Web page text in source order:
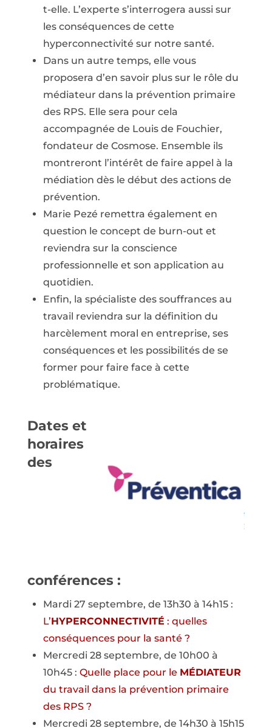
t-elle. L’experte s’interrogera aussi sur
les conséquences de cette
hyperconnectivité sur notre santé.
Dans un autre temps, elle vous
proposera d’en savoir plus sur le rôle du
médiateur dans la prévention primaire
des RPS. Elle sera pour cela
accompagnée de Louis de Fouchier,
fondateur de Cosmose. Ensemble ils
montreront l’intérêt de faire appel à la
médiation dès le début des actions de
prévention.
Marie Pezé remettra également en
question le concept de burn-out et
reviendra sur la conscience
professionnelle et son application au
quotidien.
Enfin, la spécialiste des souffrances au
travail reviendra sur la définition du
harcèlement moral en entreprise, ses
conséquences et les possibilités de se
former pour faire face à cette
problématique.
Dates et
horaires
des
conférences :
Mardi 27 septembre, de 13h30 à 14h15 :
L’HYPERCONNECTIVITÉ : quelles
conséquences pour la santé ?
Mercredi 28 septembre, de 10h00 à
10h45 : Quelle place pour le MÉDIATEUR
du travail dans la prévention primaire
des RPS ?
Mercredi 28 septembre, de 14h30 à 15h15